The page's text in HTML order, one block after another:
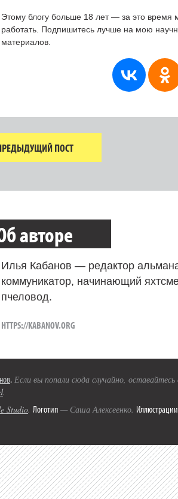
Этому блогу больше 18 лет — за это время
работать. Подпишитесь лучше на мою
материалов.
ПОСТ
авторе
Илья Кабанов — редактор
коммуникатор, начинающий
пчеловод.
HTTPS://KABANOV.ORG
. Если вы попали сюда случайно,
.
Studio. Логотип — Саша Алексеенко. Иллюстрации